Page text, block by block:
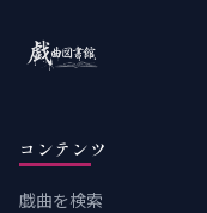
コンテンツ
戯曲を検索